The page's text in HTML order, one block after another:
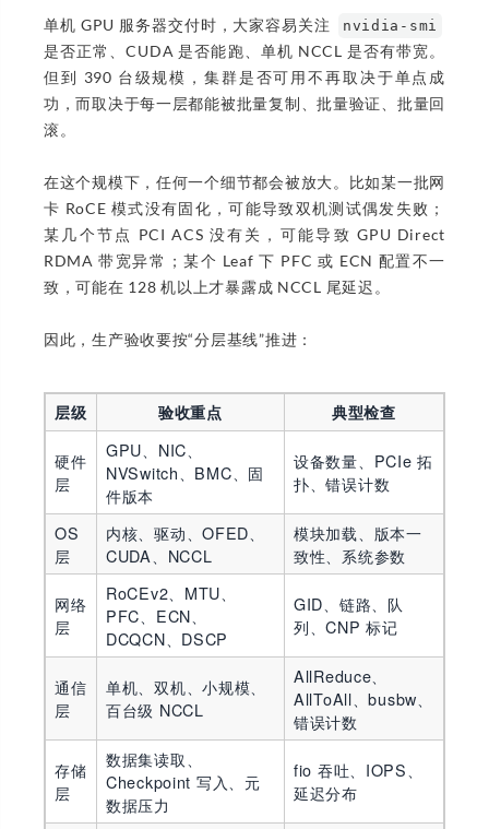
单机 GPU 服务器交付时，大家容易关注 nvidia-smi
是否正常、CUDA 是否能跑、单机 NCCL 是否有带宽。
但到 390 台级规模，集群是否可用不再取决于单点成
功，而取决于每一层都能被批量复制、批量验证、批量回
滚。
在这个规模下，任何一个细节都会被放大。比如某一批网
卡 RoCE 模式没有固化，可能导致双机测试偶发失败；
某几个节点 PCI ACS 没有关，可能导致 GPU Direct
RDMA 带宽异常；某个 Leaf 下 PFC 或 ECN 配置不一
致，可能在 128 机以上才暴露成 NCCL 尾延迟。
因此，生产验收要按“分层基线”推进：
层级 验收重点 典型检查
硬件
层
GPU、NIC、
NVSwitch、BMC、固
件版本
设备数量、PCIe 拓
扑、错误计数
OS
层
内核、驱动、OFED、
CUDA、NCCL
模块加载、版本一
致性、系统参数
网络
层
RoCEv2、MTU、
PFC、ECN、
DCQCN、DSCP
GID、链路、队
列、CNP 标记
通信
层
单机、双机、小规模、
百台级 NCCL
AllReduce、
AllToAll、busbw、
错误计数
存储
层
数据集读取、
Checkpoint 写入、元
数据压力
fio 吞吐、IOPS、
延迟分布